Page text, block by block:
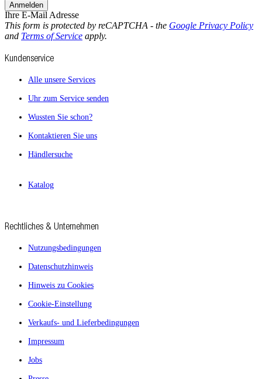
Ihre E-Mail Adresse
Anmelden
This form is protected by reCAPTCHA - the Google Privacy Policy
and Terms of Service apply.
Kundenservice
Alle unsere Services
Uhr zum Service senden
Wussten Sie schon?
Kontaktieren Sie uns
Händlersuche
Katalog
Rechtliches & Unternehmen
Nutzungsbedingungen
Datenschutzhinweis
Hinweis zu Cookies
Cookie-Einstellung
Verkaufs- und Lieferbedingungen
Impressum
Jobs